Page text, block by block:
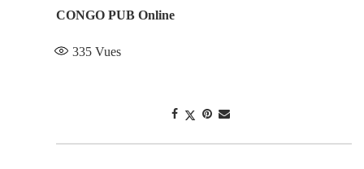
CONGO PUB Online
335 Vues